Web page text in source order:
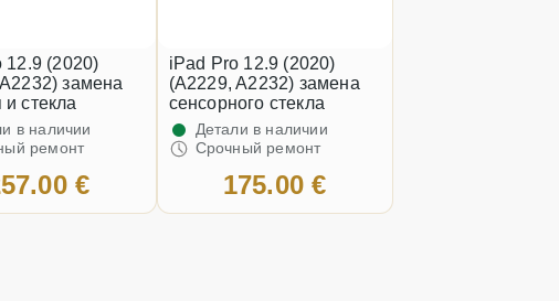
12.9 (2020)
замена
стекла
в наличии
ремонт
€
iPad Pro 12.9 (2020)
(A2229, A2232) замена
сенсорного стекла
Детали в наличии
Срочный ремонт
175.00 €